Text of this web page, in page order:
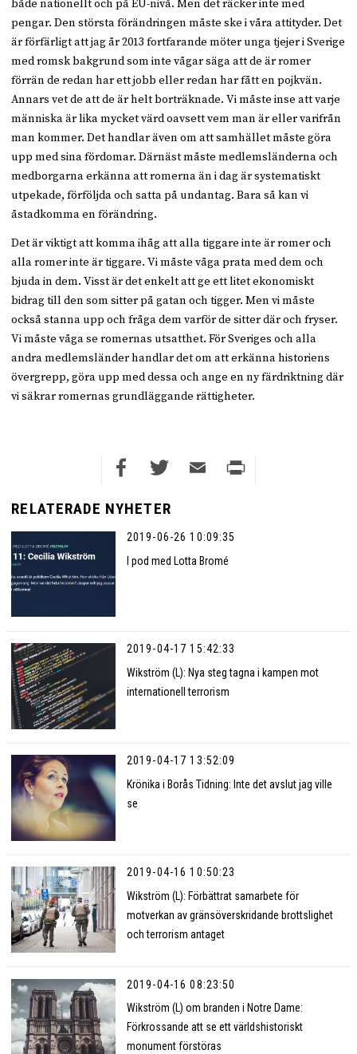
RELATERADE NYHETER
2019-06-26 10:09:35
I pod med Lotta Bromé
2019-04-17 15:42:33
Wikström (L): Nya steg tagna i kampen mot
internationell terrorism
2019-04-17 13:52:09
Krönika i Borås Tidning: Inte det avslut jag ville
se
2019-04-16 10:50:23
Wikström (L): Förbättrat samarbete för
motverkan av gränsöverskridande brottslighet
och terrorism antaget
2019-04-16 08:23:50
Wikström (L) om branden i Notre Dame:
Förkrossande att se ett världshistoriskt
monument förstöras
både nationellt och på EU-nivå. Men det räcker inte med
pengar. Den största förändringen måste ske i våra attityder. Det
är förfärligt att jag år 2013 fortfarande möter unga tjejer i Sverige
med romsk bakgrund som inte vågar säga att de är romer
förrän de redan har ett jobb eller redan har fått en pojkvän.
Annars vet de att de är helt borträknade. Vi måste inse att varje
människa är lika mycket värd oavsett vem man är eller varifrån
man kommer. Det handlar även om att samhället måste göra
upp med sina fördomar. Därnäst måste medlemsländerna och
medborgarna erkänna att romerna än i dag är systematiskt
utpekade, förföljda och satta på undantag. Bara så kan vi
åstadkomma en förändring.
Det är viktigt att komma ihåg att alla tiggare inte är romer och
alla romer inte är tiggare. Vi måste våga prata med dem och
bjuda in dem. Visst är det enkelt att ge ett litet ekonomiskt
bidrag till den som sitter på gatan och tigger. Men vi måste
också stanna upp och fråga dem varför de sitter där och fryser.
Vi måste våga se romernas utsatthet. För Sveriges och alla
andra medlemsländer handlar det om att erkänna historiens
övergrepp, göra upp med dessa och ange en ny färdriktning där
vi säkrar romernas grundläggande rättigheter.
Facebook
Twitter
Email